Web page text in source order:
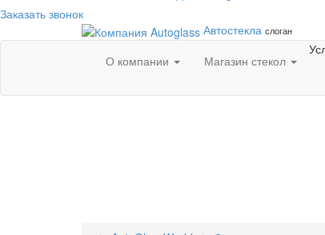
Заказать звонок
Автостекла слоган
О компании Магазин стекол